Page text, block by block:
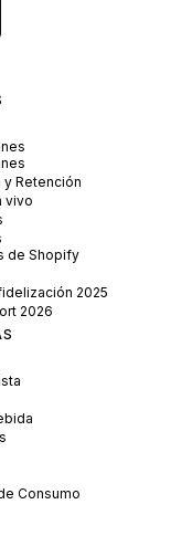
Retención
vivo
de Shopify
2025
2026
Consumo